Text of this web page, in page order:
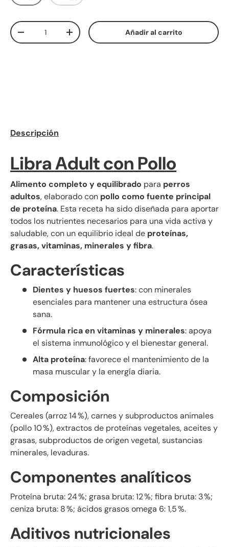
Cant.
Disminuir cantidadAumentar la cantidadAñadir al carrito
Descripción
Libra Adult con Pollo
Alimento completo y equilibrado para perros
adultos, elaborado con pollo como fuente principal
de proteína. Esta receta ha sido diseñada para aportar
todos los nutrientes necesarios para una vida activa y
saludable, con un equilibrio ideal de proteínas,
grasas, vitaminas, minerales y fibra.
Características
Dientes y huesos fuertes: con minerales
esenciales para mantener una estructura ósea
sana.
Fórmula rica en vitaminas y minerales: apoya
el sistema inmunológico y el bienestar general.
Alta proteína: favorece el mantenimiento de la
masa muscular y la energía diaria.
Composición
Cereales (arroz 14 %), carnes y subproductos animales
(pollo 10 %), extractos de proteínas vegetales, aceites y
grasas, subproductos de origen vegetal, sustancias
minerales, levaduras.
Componentes analíticos
Proteína bruta: 24 %; grasa bruta: 12 %; fibra bruta: 3 %;
ceniza bruta: 8 %; ácidos grasos omega 6: 1,5 %.
Aditivos nutricionales